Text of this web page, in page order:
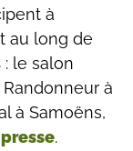
à
au long de
: le salon
à
à Samoëns,
.